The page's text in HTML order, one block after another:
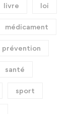
livre loi
médicament
prévention
santé
sport